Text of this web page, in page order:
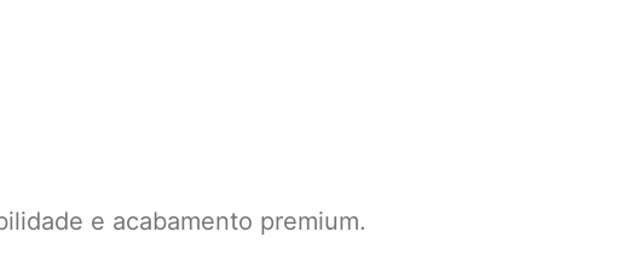
e acabamento premium.